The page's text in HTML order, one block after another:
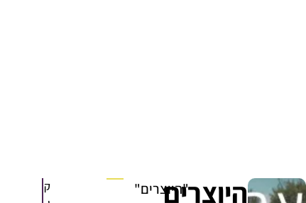
היוצרים"היוצרים"
ק